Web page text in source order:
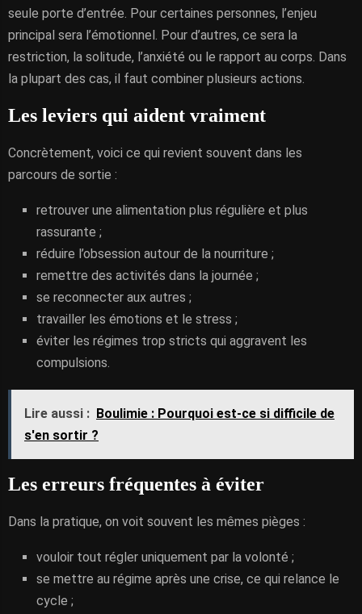
seule porte d’entrée. Pour certaines personnes, l’enjeu
principal sera l’émotionnel. Pour d’autres, ce sera la
restriction, la solitude, l’anxiété ou le rapport au corps. Dans
la plupart des cas, il faut combiner plusieurs actions.
Les leviers qui aident vraiment
Concrètement, voici ce qui revient souvent dans les
parcours de sortie :
retrouver une alimentation plus régulière et plus
rassurante ;
réduire l’obsession autour de la nourriture ;
remettre des activités dans la journée ;
se reconnecter aux autres ;
travailler les émotions et le stress ;
éviter les régimes trop stricts qui aggravent les
compulsions.
Lire aussi : Boulimie : Pourquoi est-ce si difficile de
s'en sortir ?
Les erreurs fréquentes à éviter
Dans la pratique, on voit souvent les mêmes pièges :
vouloir tout régler uniquement par la volonté ;
se mettre au régime après une crise, ce qui relance le
cycle ;